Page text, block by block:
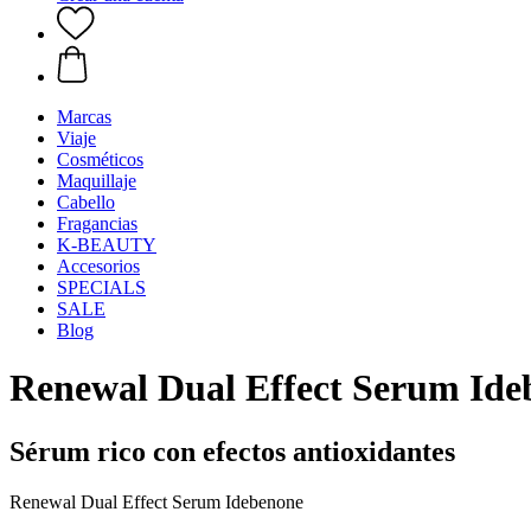
Marcas
Viaje
Cosméticos
Maquillaje
Cabello
Fragancias
K-BEAUTY
Accesorios
SPECIALS
SALE
Blog
Renewal Dual Effect Serum
Sérum rico con efectos antioxidantes
Renewal Dual Effect Serum Idebenone